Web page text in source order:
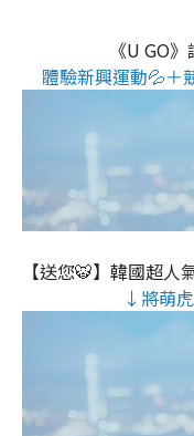
《U GO
體驗新興運動💦＋
【送您🐯】韓國超人
↓將萌